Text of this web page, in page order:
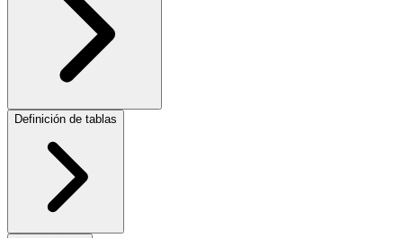
Definición de tablas